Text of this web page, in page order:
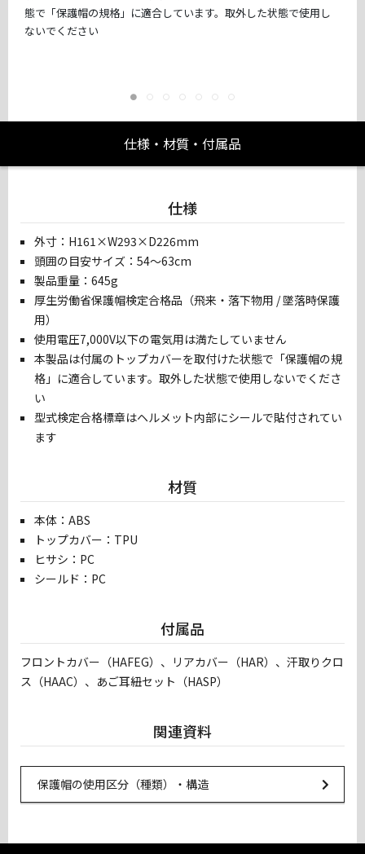
態で「保護帽の規格」に適合しています。取外した状態で使用し
ないでください
仕様・材質・付属品
仕様
外寸：H161×W293×D226mm
頭囲の目安サイズ：54〜63cm
製品重量：645g
厚生労働省保護帽検定合格品（飛来・落下物用 / 墜落時保護
用）
使用電圧7,000V以下の電気用は満たしていません
本製品は付属のトップカバーを取付けた状態で「保護帽の規
格」に適合しています。取外した状態で使用しないでくださ
い
型式検定合格標章はヘルメット内部にシールで貼付されてい
ます
材質
本体：ABS
トップカバー：TPU
ヒサシ：PC
シールド：PC
付属品
フロントカバー（HAFEG）、リアカバー（HAR）、汗取りクロ
ス（HAAC）、あご耳紐セット（HASP）
関連資料
保護帽の使用区分（種類）・構造Url Link